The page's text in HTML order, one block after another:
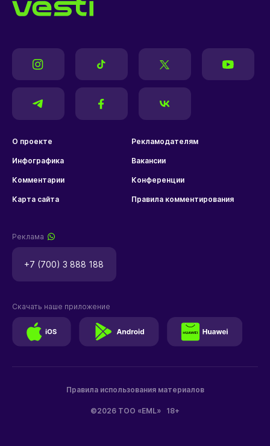
О проекте Рекламодателям
Инфографика Вакансии
Комментарии Конференции
Карта сайта Правила комментирования
Реклама
+7 (700) 3 888 188
©2026 ТОО «EML» 18+
Правила использования материалов
Скачать наше приложение